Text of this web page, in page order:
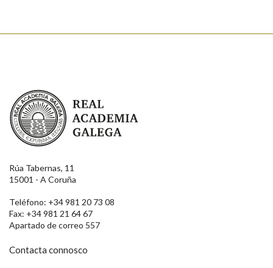
Real Academia Galega
Rúa Tabernas, 11
15001 - A Coruña
Teléfono: +34 981 20 73 08
Fax: +34 981 21 64 67
Apartado de correo 557
Contacta connosco